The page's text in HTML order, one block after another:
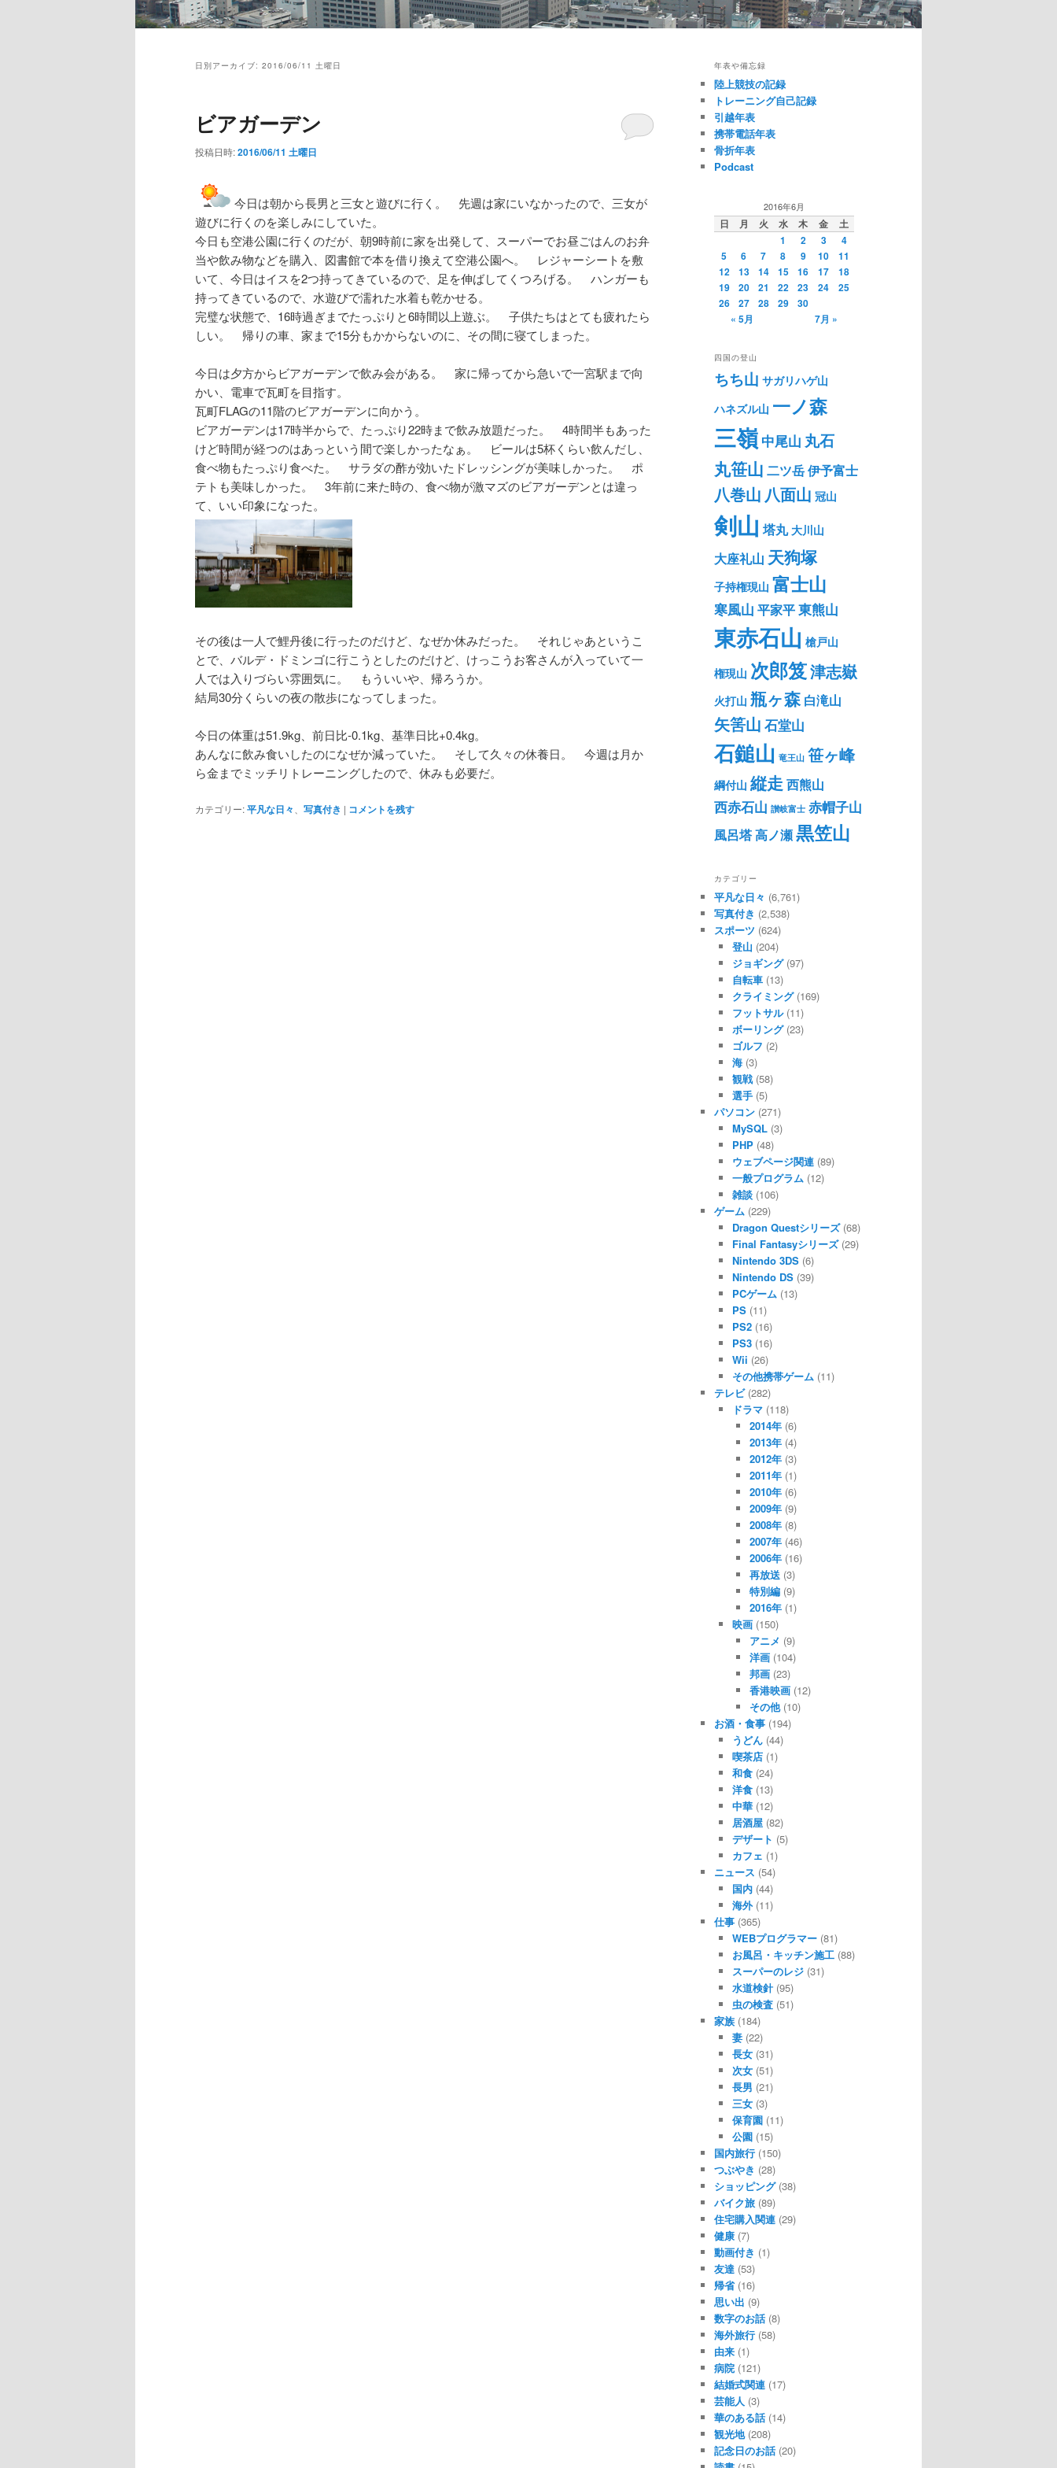
日別アーカイブ: 2016/06/11 土曜日
ビアガーデン
投稿日時:2016/06/11 土曜日
今日は朝から長男と三女と遊びに行く。 先週は家にいなかったので、三女が
遊びに行くのを楽しみにしていた。
今日も空港公園に行くのだが、朝9時前に家を出発して、スーパーでお昼ごはんのお弁
当や飲み物などを購入、図書館で本を借り換えて空港公園へ。 レジャーシートを敷
いて、今日はイスを2つ持ってきているので、足を伸ばしてくつろげる。 ハンガーも
持ってきているので、水遊びで濡れた水着も乾かせる。
完璧な状態で、16時過ぎまでたっぷりと6時間以上遊ぶ。 子供たちはとても疲れたら
しい。 帰りの車、家まで15分もかからないのに、その間に寝てしまった。
今日は夕方からビアガーデンで飲み会がある。 家に帰ってから急いで一宮駅まで向
かい、電車で瓦町を目指す。
瓦町FLAGの11階のビアガーデンに向かう。
ビアガーデンは17時半からで、たっぷり22時まで飲み放題だった。 4時間半もあった
けど時間が経つのはあっという間で楽しかったなぁ。 ビールは5杯くらい飲んだし、
食べ物もたっぷり食べた。 サラダの酢が効いたドレッシングが美味しかった。 ポ
テトも美味しかった。 3年前に来た時の、食べ物が激マズのビアガーデンとは違っ
て、いい印象になった。
その後は一人で鯉丹後に行ったのだけど、なぜか休みだった。 それじゃあというこ
とで、バルデ・ドミンゴに行こうとしたのだけど、けっこうお客さんが入っていて一
人では入りづらい雰囲気に。 もういいや、帰ろうか。
結局30分くらいの夜の散歩になってしまった。
今日の体重は51.9kg、前日比-0.1kg、基準日比+0.4kg。
あんなに飲み食いしたのになぜか減っていた。 そして久々の休養日。 今週は月か
ら金までミッチリトレーニングしたので、休みも必要だ。
カテゴリー:平凡な日々 写真付き | コメントを残す
年表や備忘録
陸上競技の記録
トレーニング自己記録
引越年表
携帯電話年表
骨折年表
Podcast
2016年6月
日 月 火 水 木 金
土
1
2 3
4
5
6 7 8 9 10
11
12
13 14 15 16 17
18
19
20 21 22 23 24
25
26
27 28 29
30
« 5月
7月 »
四国の登山
ちち山 サガリハゲ山
ハネズル山 一ノ森
三嶺 中尾山 丸石
丸笹山 二ツ岳伊予富士
八巻山 八面山 冠山
剣山 塔丸 大川山
大座礼山 天狗塚
子持権現山 富士山
寒風山 平家平東熊山
東赤石山 槍戸山
権現山 次郎笈津志嶽
火打山 瓶ヶ森 白滝山
矢筈山 石堂山
石鎚山 竜王山 笹ヶ峰
綱付山 縦走西熊山
西赤石山 讃岐富士 赤帽子山
風呂塔高ノ瀬黒笠山
カテゴリー
平凡な日々 (6,761)
写真付き (2,538)
スポーツ (624)
登山 (204)
ジョギング(97)
自転車(13)
クライミング(169)
フットサル(11)
ボーリング(23)
ゴルフ (2)
海(3)
観戦(58)
選手(5)
パソコン (271)
MySQL(3)
PHP(48)
ウェブページ関連(89)
一般プログラム (12)
雑談(106)
ゲーム (229)
Dragon Questシリーズ(68)
Final Fantasyシリーズ(29)
Nintendo 3DS(6)
Nintendo DS(39)
PCゲーム (13)
PS(11)
PS2(16)
PS3(16)
Wii (26)
その他携帯ゲーム (11)
テレビ(282)
ドラマ(118)
2014年 (6)
2013年 (4)
2012年 (3)
2011年 (1)
2010年 (6)
2009年 (9)
2008年 (8)
2007年 (46)
2006年 (16)
再放送 (3)
特別編 (9)
2016年 (1)
映画(150)
アニメ (9)
洋画 (104)
邦画 (23)
香港映画 (12)
その他(10)
お酒・食事 (194)
うどん(44)
喫茶店(1)
和食(24)
洋食(13)
中華(12)
居酒屋(82)
デザート (5)
カフェ (1)
ニュース (54)
国内(44)
海外(11)
仕事 (365)
WEBプログラマー(81)
お風呂・キッチン施工(88)
スーパーのレジ(31)
水道検針(95)
虫の検査(51)
家族 (184)
妻(22)
長女(31)
次女(51)
長男 (21)
三女(3)
保育園(11)
公園(15)
国内旅行 (150)
つぶやき (28)
ショッピング(38)
バイク旅 (89)
住宅購入関連 (29)
健康 (7)
動画付き (1)
友達 (53)
帰省(16)
思い出 (9)
数字のお話 (8)
海外旅行 (58)
由来 (1)
病院 (121)
結婚式関連 (17)
芸能人 (3)
華のある話 (14)
観光地(208)
記念日のお話 (20)